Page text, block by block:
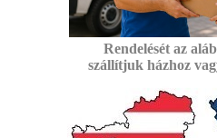
Rendelését az
szállítjuk házhoz